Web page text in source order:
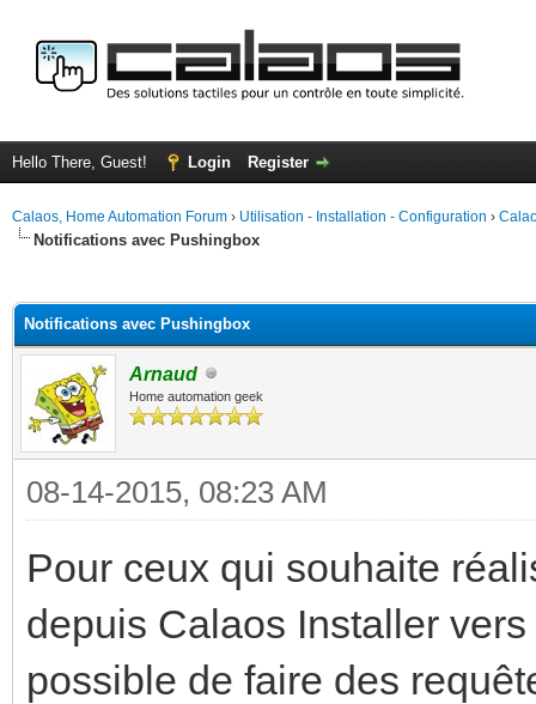
Hello There, Guest! Login Register
Calaos, Home Automation Forum › Utilisation - Installation - Configuration ›
Notifications avec Pushingbox
Notifications avec Pushingbox
Arnaud
Home automation geek
08-14-2015, 08:23 AM
Pour ceux qui souhaite
depuis Calaos Installer
possible de faire des